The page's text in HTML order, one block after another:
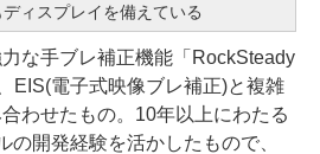
ィスプレイを備えている
な手ブレ補正機能「RockSteady
EIS(電子式映像ブレ補正)と複雑
わせたもの。10年以上にわたる
の開発経験を活かしたもので、